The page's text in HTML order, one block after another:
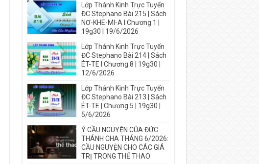
Lớp Thánh Kinh Trực Tuyến
ĐC Stephano Bài 215 | Sách
NƠ-KHE-MI-A I Chương 1 |
19g30 | 19/6/2026
Lớp Thánh Kinh Trực Tuyến
ĐC Stephano Bài 214 | Sách
ÉT-TE I Chương 8 | 19g30 |
12/6/2026
Lớp Thánh Kinh Trực Tuyến
ĐC Stephano Bài 213 | Sách
ÉT-TE | Chương 5 | 19g30 |
5/6/2026
Ý CẦU NGUYỆN CỦA ĐỨC
THÁNH CHA THÁNG 6/2026:
CẦU NGUYỆN CHO CÁC GIÁ
TRỊ TRONG THỂ THAO